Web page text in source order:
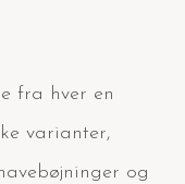
fra hver en
varianter,
og